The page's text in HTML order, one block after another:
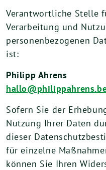
Verantwortliche Stelle
Verarbeitung und
personenbezogenen
ist:
Philipp Ahrens
Sofern Sie der
Nutzung Ihrer Daten
dieser
für einzelne
können Sie Ihren